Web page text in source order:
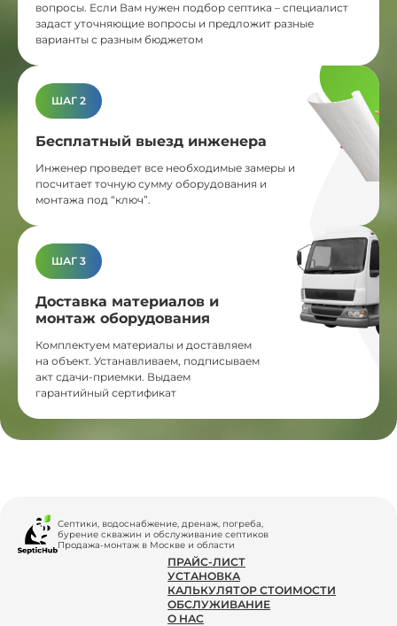
вопросы. Если Вам нужен подбор септика – специалист
задаст уточняющие вопросы и предложит разные
варианты с разным бюджетом
ШАГ 2
Бесплатный выезд инженера
Инженер проведет все необходимые замеры и
посчитает точную сумму оборудования и
монтажа под “ключ”.
ШАГ 3
Доставка материалов и
монтаж оборудования
Комплектуем материалы и доставляем
на объект. Устанавливаем, подписываем
акт сдачи-приемки. Выдаем
гарантийный сертификат
Септики, водоснабжение, дренаж, погреба,
бурение скважин и обслуживание септиков
Продажа-монтаж в Москве и области
ПРАЙС-ЛИСТ
УСТАНОВКА
КАЛЬКУЛЯТОР СТОИМОСТИ
ОБСЛУЖИВАНИЕ
О НАС